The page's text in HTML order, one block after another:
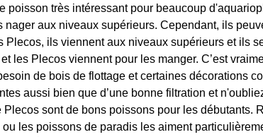
poisson très intéressant pour beaucoup
aux niveaux supérieurs. Cependant, ils
ils viennent aux niveaux supérieurs et ils
les Plecos viennent pour les manger. C’est
de bois de flottage et certaines décorations
aussi bien que d’une bonne filtration et
sont de bons poissons pour les débutants.
les poissons de paradis les aiment